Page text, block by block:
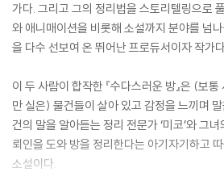
가다. 그리고 그의 정리법을 스토리텔링으로
와 애니매이션을 비롯해 소설까지 분야를 넘
을 다수 선보여 온 뛰어난 프로듀서이자 작가
이 두 사람이 합작한 『수다스러운 방』은 (보
만 실은) 물건들이 살아 있고 감정을 느끼며
건의 말을 알아듣는 정리 전문가 ‘미코’와 그녀
뢰인을 도와 방을 정리한다는 아기자기하고
소설이다.